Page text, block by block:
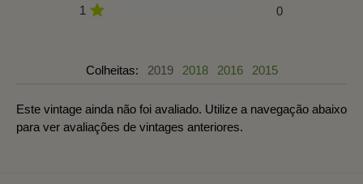
1
0
Colheitas: 2019 2018 2016 2015
Este vintage ainda não foi avaliado. Utilize a navegação abaixo
para ver avaliações de vintages anteriores.